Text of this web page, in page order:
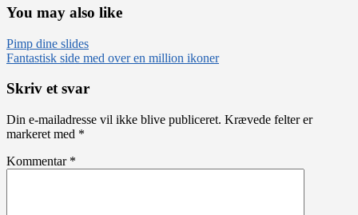
You may also like
Indlægsnavigation
Pimp dine slides
Fantastisk side med over en million ikoner
Skriv et svar
Din e-mailadresse vil ikke blive publiceret. Krævede felter er
markeret med *
Kommentar *